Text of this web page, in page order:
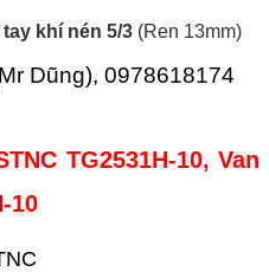
khí nén 5/3 (Ren 13mm)
Dũng), 0978618174
TG2531H-10, Van
10